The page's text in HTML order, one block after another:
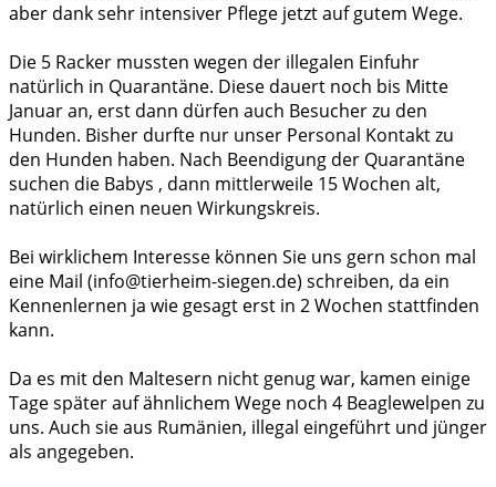
aber dank sehr intensiver Pflege jetzt auf gutem Wege.
Die 5 Racker mussten wegen der illegalen Einfuhr
natürlich in Quarantäne. Diese dauert noch bis Mitte
Januar an, erst dann dürfen auch Besucher zu den
Hunden. Bisher durfte nur unser Personal Kontakt zu
den Hunden haben. Nach Beendigung der Quarantäne
suchen die Babys , dann mittlerweile 15 Wochen alt,
natürlich einen neuen Wirkungskreis.
Bei wirklichem Interesse können Sie uns gern schon mal
eine Mail (info@tierheim-siegen.de) schreiben, da ein
Kennenlernen ja wie gesagt erst in 2 Wochen stattfinden
kann.
Da es mit den Maltesern nicht genug war, kamen einige
Tage später auf ähnlichem Wege noch 4 Beaglewelpen zu
uns. Auch sie aus Rumänien, illegal eingeführt und jünger
als angegeben.